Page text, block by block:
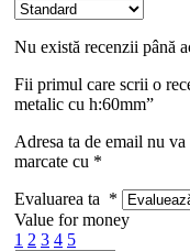
Nu există recenzii până
Fii primul care scrii o
metalic cu h:60mm”
Adresa ta de email nu
marcate cu *
Evaluarea ta *
Value for money
1 2 3 4 5